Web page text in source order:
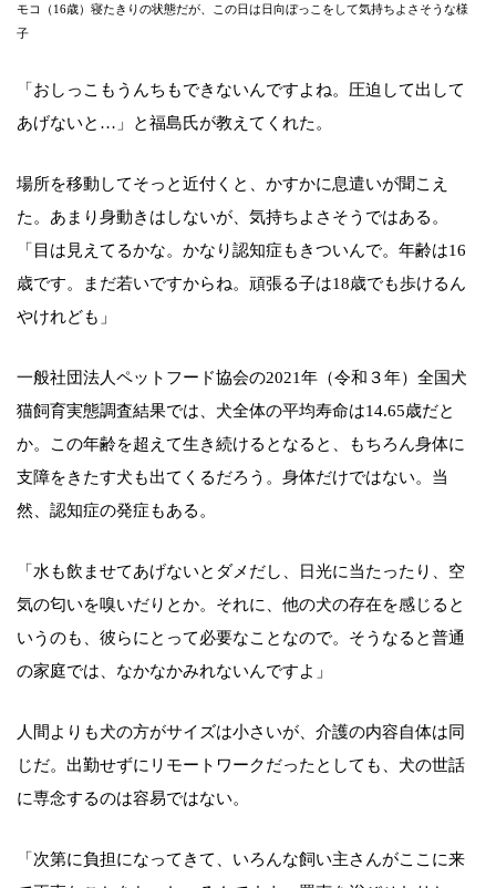
モコ（16歳）寝たきりの状態だが、この日は日向ぼっこをして気持ちよさそうな様
子
「おしっこもうんちもできないんですよね。圧迫して出して
あげないと…」と福島氏が教えてくれた。
場所を移動してそっと近付くと、かすかに息遣いが聞こえ
た。あまり身動きはしないが、気持ちよさそうではある。
「目は見えてるかな。かなり認知症もきついんで。年齢は16
歳です。まだ若いですからね。頑張る子は18歳でも歩けるん
やけれども」
一般社団法人ペットフード協会の2021年（令和３年）全国犬
猫飼育実態調査結果では、犬全体の平均寿命は14.65歳だと
か。この年齢を超えて生き続けるとなると、もちろん身体に
支障をきたす犬も出てくるだろう。身体だけではない。当
然、認知症の発症もある。
「水も飲ませてあげないとダメだし、日光に当たったり、空
気の匂いを嗅いだりとか。それに、他の犬の存在を感じると
いうのも、彼らにとって必要なことなので。そうなると普通
の家庭では、なかなかみれないんですよ」
人間よりも犬の方がサイズは小さいが、介護の内容自体は同
じだ。出勤せずにリモートワークだったとしても、犬の世話
に専念するのは容易ではない。
「次第に負担になってきて、いろんな飼い主さんがここに来